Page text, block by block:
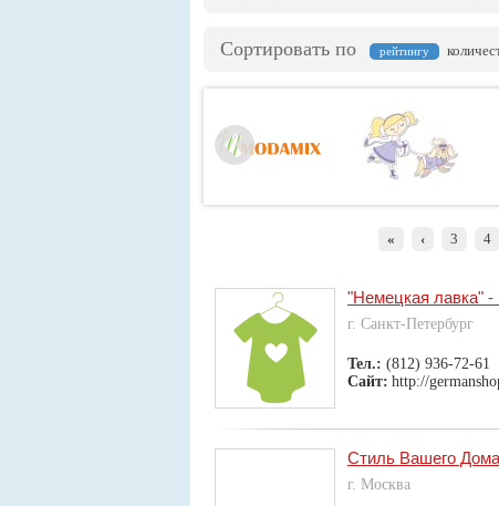
Сортировать по рейтингу
« ‹ 3 4
"Немецкая лавка" -
г. Санкт-Петербург
Тел.: (812) 936-72-61
Сайт: http://
Стиль Вашего Дома
г. Москва